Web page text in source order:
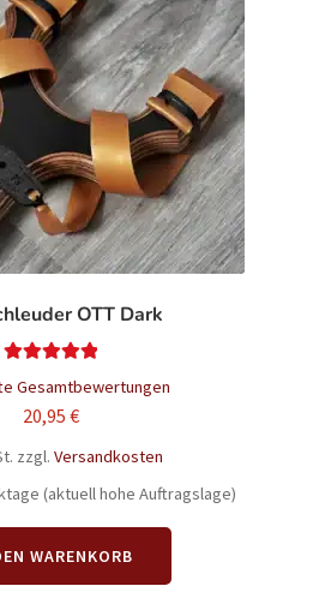
OTT Dark
Gesamtbewertungen
20,95 €
zzgl. Versandkosten
(aktuell hohe Auftragslage)
WARENKORB